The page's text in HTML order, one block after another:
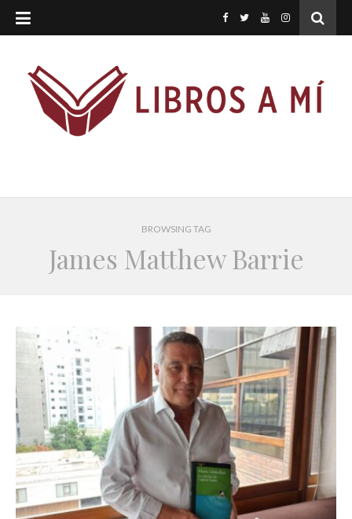
BROWSING TAG
James Matthew Barrie